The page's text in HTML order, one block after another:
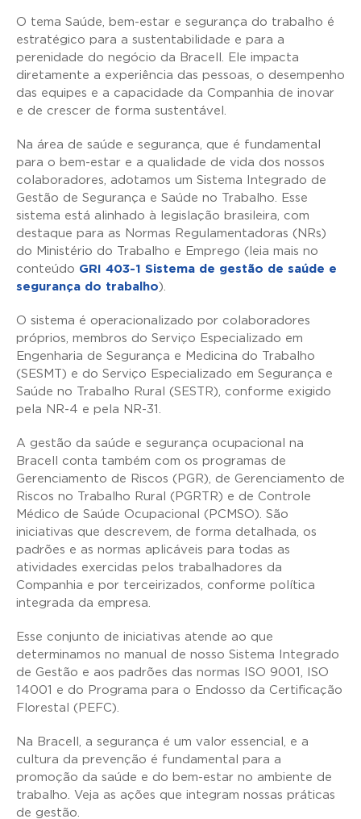
O tema Saúde, bem-estar e segurança do trabalho é
estratégico para a sustentabilidade e para a
perenidade do negócio da Bracell. Ele impacta
diretamente a experiência das pessoas, o desempenho
das equipes e a capacidade da Companhia de inovar
e de crescer de forma sustentável.
Na área de saúde e segurança, que é fundamental
para o bem-estar e a qualidade de vida dos nossos
colaboradores, adotamos um Sistema Integrado de
Gestão de Segurança e Saúde no Trabalho. Esse
sistema está alinhado à legislação brasileira, com
destaque para as Normas Regulamentadoras (NRs)
do Ministério do Trabalho e Emprego (leia mais no
conteúdo GRI 403-1 Sistema de gestão de saúde e
segurança do trabalho).
O sistema é operacionalizado por colaboradores
próprios, membros do Serviço Especializado em
Engenharia de Segurança e Medicina do Trabalho
(SESMT) e do Serviço Especializado em Segurança e
Saúde no Trabalho Rural (SESTR), conforme exigido
pela NR-4 e pela NR-31.
A gestão da saúde e segurança ocupacional na
Bracell conta também com os programas de
Gerenciamento de Riscos (PGR), de Gerenciamento de
Riscos no Trabalho Rural (PGRTR) e de Controle
Médico de Saúde Ocupacional (PCMSO). São
iniciativas que descrevem, de forma detalhada, os
padrões e as normas aplicáveis para todas as
atividades exercidas pelos trabalhadores da
Companhia e por terceirizados, conforme política
integrada da empresa.
Esse conjunto de iniciativas atende ao que
determinamos no manual de nosso Sistema Integrado
de Gestão e aos padrões das normas ISO 9001, ISO
14001 e do Programa para o Endosso da Certificação
Florestal (PEFC).
Na Bracell, a segurança é um valor essencial, e a
cultura da prevenção é fundamental para a
promoção da saúde e do bem-estar no ambiente de
trabalho. Veja as ações que integram nossas práticas
de gestão.